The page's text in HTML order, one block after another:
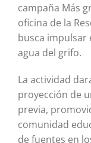
campaña Más
oficina de la
busca impulsar
agua del grifo.
La actividad
proyección de
previa,
comunidad
de fuentes en